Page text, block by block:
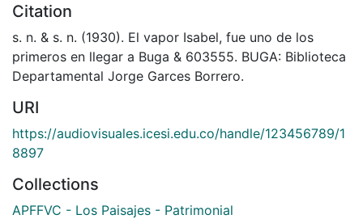
Citation
s. n. & s. n. (1930). El vapor Isabel, fue uno de los
primeros en llegar a Buga & 603555. BUGA: Biblioteca
Departamental Jorge Garces Borrero.
URI
https://audiovisuales.icesi.edu.co/handle/123456789/1
8897
Collections
APFFVC - Los Paisajes - Patrimonial